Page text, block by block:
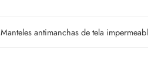
Manteles antimanchas de tela